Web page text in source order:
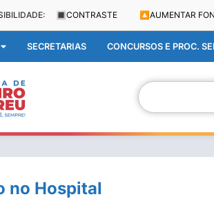
🔳 CONTRASTE 🔼 AUMENTAR
SECRETARIAS CONCURSOS E PROC.
no Hospital